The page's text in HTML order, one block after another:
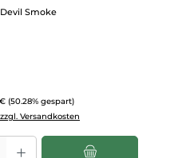
Devil Smoke
Preis:
(50.28% gespart)
Versandkosten
Wert ein oder benutze die